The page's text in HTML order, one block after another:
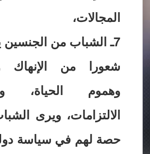
المجالات،
7ـ الشباب من
شعورا من الإنهاك
وهموم الحياة،
الالتزامات، ويرى
حصة لهم في سياسة